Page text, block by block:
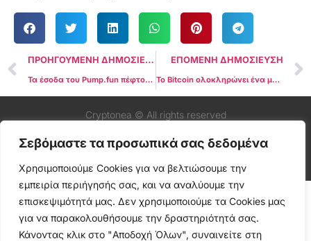
Σεβόμαστε τα προσωπικά σας δεδομένα
Χρησιμοποιούμε Cookies για να βελτιώσουμε την
εμπειρία περιήγησής σας, και να αναλύουμε την
επισκεψιμότητά μας. Δεν χρησιμοποιούμε τα Cookies μας
για να παρακολουθήσουμε την δραστηριότητά σας.
Κάνοντας κλικ στο "Αποδοχή Όλων", συναινείτε στη
ΠΡΟΗΓΟΥΜΕΝΗ ΔΗΜΟΣΙΕΥΣΗ
Τα έσοδα του Pump.fun πέφτουν κατά 66% εν μέσω διαμάχης για το Livestream
ΕΠΟΜΕΝΗ ΔΗΜΟΣΙΕΥΣΗ
Το Bitcoin ολοκληρώνει ένα μήνα διαφορετικό από οποιονδήποτε άλλο
Cryptonea © All rights reserved